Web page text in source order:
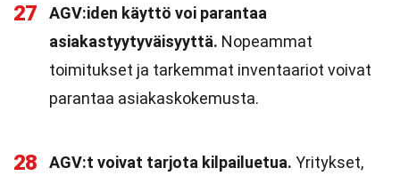
27
AGV:iden käyttö voi parantaa
asiakastyytyväisyyttä. Nopeammat
toimitukset ja tarkemmat inventaariot voivat
parantaa asiakaskokemusta.
28 AGV:t voivat tarjota kilpailuetua. Yritykset,